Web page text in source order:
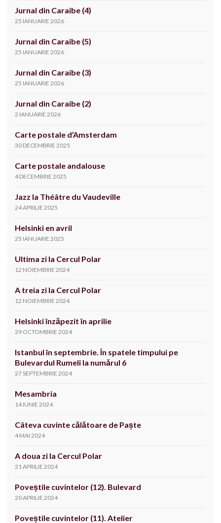
Jurnal din Caraibe (4)
25 IANUARIE 2026
Jurnal din Caraibe (5)
25 IANUARIE 2026
Jurnal din Caraibe (3)
25 IANUARIE 2026
Jurnal din Caraibe (2)
2 IANUARIE 2026
Carte postale d’Amsterdam
30 DECEMBRIE 2025
Carte postale andalouse
4 DECEMBRIE 2025
Jazz la Théâtre du Vaudeville
24 APRILIE 2025
Helsinki en avril
25 IANUARIE 2025
Ultima zi la Cercul Polar
12 NOIEMBRIE 2024
A treia zi la Cercul Polar
12 NOIEMBRIE 2024
Helsinki înzăpezit în aprilie
29 OCTOMBRIE 2024
Istanbul în septembrie. În spatele timpului pe
Bulevardul Rumeli la numărul 6
27 SEPTEMBRIE 2024
Mesambria
14 IUNIE 2024
Câteva cuvinte călătoare de Paște
4 MAI 2024
A doua zi la Cercul Polar
21 APRILIE 2024
Poveștile cuvintelor (12). Bulevard
20 APRILIE 2024
Poveștile cuvintelor (11). Atelier